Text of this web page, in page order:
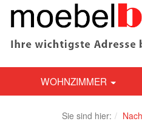
WOHNZIMMER
Sie sind hier: